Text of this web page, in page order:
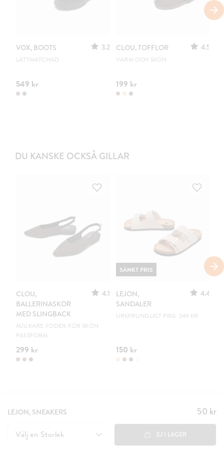
VOX, BOOTS 3.2
LÄTTMATCHAD
549 kr
CLOU, TOFFLOR 4.5
VARM OCH SKÖN
199 kr
DU KANSKE OCKSÅ GILLAR
CLOU,
BALLERINASKOR
MED SLINGBACK
4.1
MJUKARE FODER FÖR SKÖN
PASSFORM
299 kr
LEJON,
SANDALER
4.4
URSPRUNGLIGT PRIS: 249 KR
150 kr
SÄNKT PRIS
LEJON, SNEAKERS Pris:
50 kr
50 kr
Välj en Storlek EJ I LAGER